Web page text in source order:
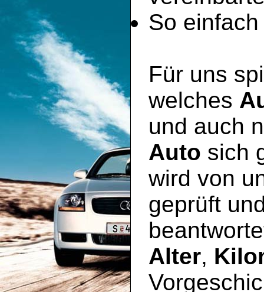
So
Für uns
welches
und auch
Auto sich
wird von
geprüft
Alter,